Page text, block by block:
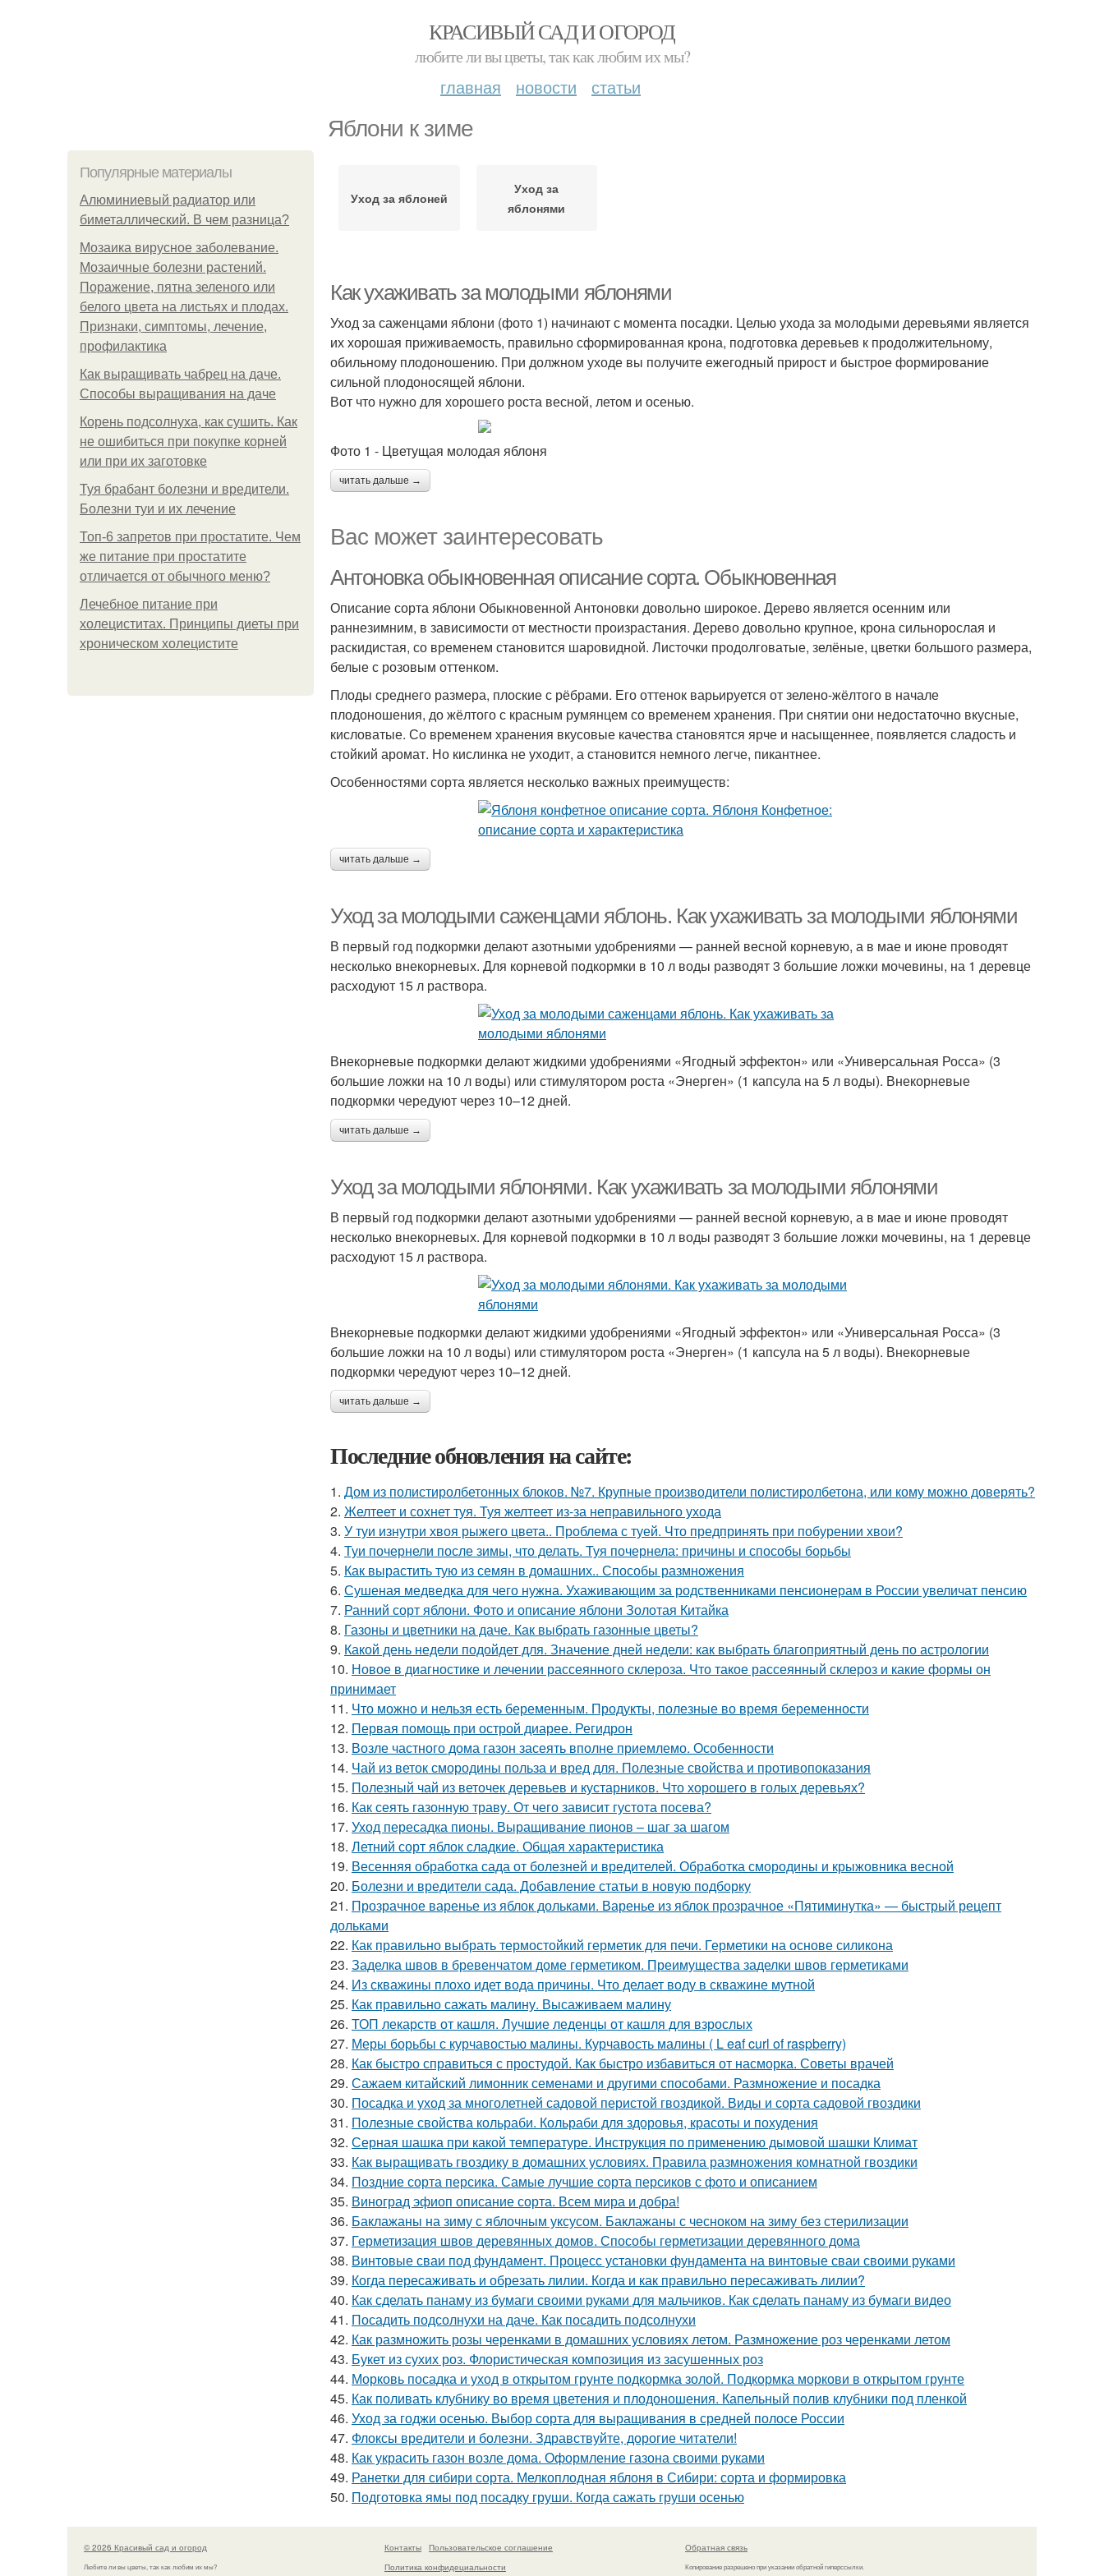
КРАСИВЫЙ САД И ОГОРОД
любите ли вы цветы, так как любим их мы?
главная новости статьи
Яблони к зиме
Популярные материалы
Алюминиевый радиатор или
биметаллический. В чем разница?
Мозаика вирусное заболевание.
Мозаичные болезни растений.
Поражение, пятна зеленого или
белого цвета на листьях и плодах.
Признаки, симптомы, лечение,
профилактика
Как выращивать чабрец на даче.
Способы выращивания на даче
Корень подсолнуха, как сушить. Как
не ошибиться при покупке корней
или при их заготовке
Туя брабант болезни и вредители.
Болезни туи и их лечение
Топ-6 запретов при простатите. Чем
же питание при простатите
отличается от обычного меню?
Лечебное питание при
холециститах. Принципы диеты при
хроническом холецистите
Уход за яблоней
Уход за
яблонями
Как ухаживать за молодыми яблонями
Уход за саженцами яблони (фото 1) начинают с момента посадки. Целью ухода за молодыми деревьями является
их хорошая приживаемость, правильно сформированная крона, подготовка деревьев к продолжительному,
обильному плодоношению. При должном уходе вы получите ежегодный прирост и быстрое формирование
сильной плодоносящей яблони.
Вот что нужно для хорошего роста весной, летом и осенью.
Фото 1 - Цветущая молодая яблоня
читать дальше →
Вас может заинтересовать
Антоновка обыкновенная описание сорта. Обыкновенная
Описание сорта яблони Обыкновенной Антоновки довольно широкое. Дерево является осенним или
раннезимним, в зависимости от местности произрастания. Дерево довольно крупное, крона сильнорослая и
раскидистая, со временем становится шаровидной. Листочки продолговатые, зелёные, цветки большого размера,
белые с розовым оттенком.
Плоды среднего размера, плоские с рёбрами. Его оттенок варьируется от зелено-жёлтого в начале
плодоношения, до жёлтого с красным румянцем со временем хранения. При снятии они недостаточно вкусные,
кисловатые. Со временем хранения вкусовые качества становятся ярче и насыщеннее, появляется сладость и
стойкий аромат. Но кислинка не уходит, а становится немного легче, пикантнее.
Особенностями сорта является несколько важных преимуществ:
читать дальше →
Уход за молодыми саженцами яблонь. Как ухаживать за молодыми яблонями
В первый год подкормки делают азотными удобрениями — ранней весной корневую, а в мае и июне проводят
несколько внекорневых. Для корневой подкормки в 10 л воды разводят 3 большие ложки мочевины, на 1 деревце
расходуют 15 л раствора.
Внекорневые подкормки делают жидкими удобрениями «Ягодный эффектон» или «Универсальная Росса» (3
большие ложки на 10 л воды) или стимулятором роста «Энерген» (1 капсула на 5 л воды). Внекорневые
подкормки чередуют через 10–12 дней.
читать дальше →
Уход за молодыми яблонями. Как ухаживать за молодыми яблонями
В первый год подкормки делают азотными удобрениями — ранней весной корневую, а в мае и июне проводят
несколько внекорневых. Для корневой подкормки в 10 л воды разводят 3 большие ложки мочевины, на 1 деревце
расходуют 15 л раствора.
Внекорневые подкормки делают жидкими удобрениями «Ягодный эффектон» или «Универсальная Росса» (3
большие ложки на 10 л воды) или стимулятором роста «Энерген» (1 капсула на 5 л воды). Внекорневые
подкормки чередуют через 10–12 дней.
читать дальше →
Последние обновления на сайте:
1. Дом из полистиролбетонных блоков. №7. Крупные производители полистиролбетона, или кому можно доверять?
2. Желтеет и сохнет туя. Туя желтеет из-за неправильного ухода
3. У туи изнутри хвоя рыжего цвета.. Проблема с туей. Что предпринять при побурении хвои?
4. Туи почернели после зимы, что делать. Туя почернела: причины и способы борьбы
5. Как вырастить тую из семян в домашних.. Способы размножения
6. Сушеная медведка для чего нужна. Ухаживающим за родственниками пенсионерам в России увеличат пенсию
7. Ранний сорт яблони. Фото и описание яблони Золотая Китайка
8. Газоны и цветники на даче. Как выбрать газонные цветы?
9. Какой день недели подойдет для. Значение дней недели: как выбрать благоприятный день по астрологии
10. Новое в диагностике и лечении рассеянного склероза. Что такое рассеянный склероз и какие формы он
принимает
11. Что можно и нельзя есть беременным. Продукты, полезные во время беременности
12. Первая помощь при острой диарее. Регидрон
13. Возле частного дома газон засеять вполне приемлемо. Особенности
14. Чай из веток смородины польза и вред для. Полезные свойства и противопоказания
15. Полезный чай из веточек деревьев и кустарников. Что хорошего в голых деревьях?
16. Как сеять газонную траву. От чего зависит густота посева?
17. Уход пересадка пионы. Выращивание пионов – шаг за шагом
18. Летний сорт яблок сладкие. Общая характеристика
19. Весенняя обработка сада от болезней и вредителей. Обработка смородины и крыжовника весной
20. Болезни и вредители сада. Добавление статьи в новую подборку
21. Прозрачное варенье из яблок дольками. Варенье из яблок прозрачное «Пятиминутка» — быстрый рецепт
дольками
22. Как правильно выбрать термостойкий герметик для печи. Герметики на основе силикона
23. Заделка швов в бревенчатом доме герметиком. Преимущества заделки швов герметиками
24. Из скважины плохо идет вода причины. Что делает воду в скважине мутной
25. Как правильно сажать малину. Высаживаем малину
26. ТОП лекарств от кашля. Лучшие леденцы от кашля для взрослых
27. Меры борьбы с курчавостью малины. Курчавость малины ( L eaf curl of raspberry)
28. Как быстро справиться с простудой. Как быстро избавиться от насморка. Советы врачей
29. Сажаем китайский лимонник семенами и другими способами. Размножение и посадка
30. Посадка и уход за многолетней садовой перистой гвоздикой. Виды и сорта садовой гвоздики
31. Полезные свойства кольраби. Кольраби для здоровья, красоты и похудения
32. Серная шашка при какой температуре. Инструкция по применению дымовой шашки Климат
33. Как выращивать гвоздику в домашних условиях. Правила размножения комнатной гвоздики
34. Поздние сорта персика. Самые лучшие сорта персиков с фото и описанием
35. Виноград эфиоп описание сорта. Всем мира и добра!
36. Баклажаны на зиму с яблочным уксусом. Баклажаны с чесноком на зиму без стерилизации
37. Герметизация швов деревянных домов. Способы герметизации деревянного дома
38. Винтовые сваи под фундамент. Процесс установки фундамента на винтовые сваи своими руками
39. Когда пересаживать и обрезать лилии. Когда и как правильно пересаживать лилии?
40. Как сделать панаму из бумаги своими руками для мальчиков. Как сделать панаму из бумаги видео
41. Посадить подсолнухи на даче. Как посадить подсолнухи
42. Как размножить розы черенками в домашних условиях летом. Размножение роз черенками летом
43. Букет из сухих роз. Флористическая композиция из засушенных роз
44. Морковь посадка и уход в открытом грунте подкормка золой. Подкормка моркови в открытом грунте
45. Как поливать клубнику во время цветения и плодоношения. Капельный полив клубники под пленкой
46. Уход за годжи осенью. Выбор сорта для выращивания в средней полосе России
47. Флоксы вредители и болезни. Здравствуйте, дорогие читатели!
48. Как украсить газон возле дома. Оформление газона своими руками
49. Ранетки для сибири сорта. Мелкоплодная яблоня в Сибири: сорта и формировка
50. Подготовка ямы под посадку груши. Когда сажать груши осенью
© 2026 Красивый сад и огород
Любите ли вы цветы, так как любим их мы?
Контакты
Пользовательское соглашение
Политика конфидециальности
Обратная связь
Копирование разрешено при указании обратной гиперссылки.